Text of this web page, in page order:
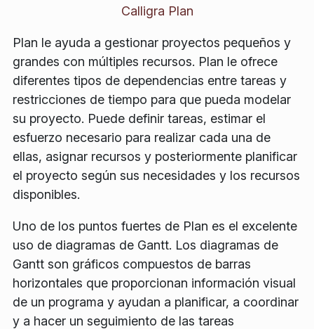
Calligra Plan
Plan le ayuda a gestionar proyectos pequeños y
grandes con múltiples recursos. Plan le ofrece
diferentes tipos de dependencias entre tareas y
restricciones de tiempo para que pueda modelar
su proyecto. Puede definir tareas, estimar el
esfuerzo necesario para realizar cada una de
ellas, asignar recursos y posteriormente planificar
el proyecto según sus necesidades y los recursos
disponibles.
Uno de los puntos fuertes de Plan es el excelente
uso de diagramas de Gantt. Los diagramas de
Gantt son gráficos compuestos de barras
horizontales que proporcionan información visual
de un programa y ayudan a planificar, a coordinar
y a hacer un seguimiento de las tareas